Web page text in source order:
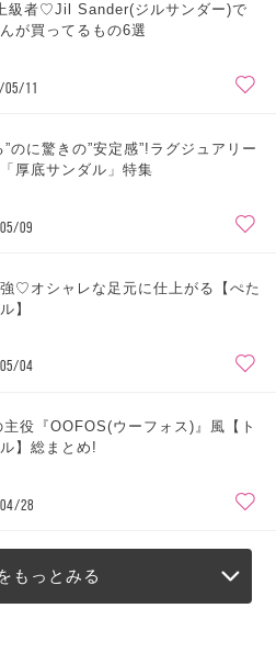
級者♡Jil Sander(ジルサンダー)で
が買ってるもの6選
05/11
”のに驚きの”安定感”!ラグジュアリー
厚底サンダル」特集
09
♡オシャレな足元に仕上がる【ぺた
】
04
役『OOFOS(ウーフォス)』風【ト
】総まとめ!
28
もっとみる